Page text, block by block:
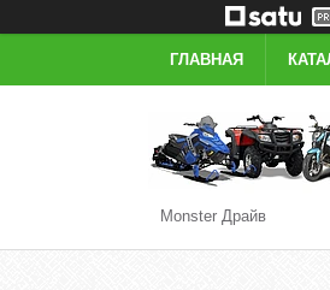
ГЛАВНАЯ
Monster Драйв